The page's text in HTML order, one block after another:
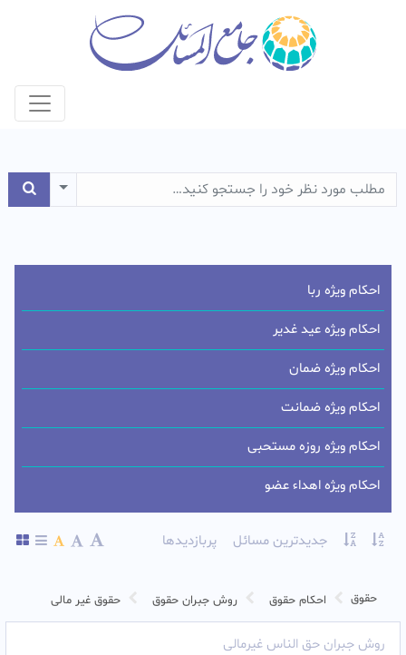
جدیدترین مسائل پربازدیدها
حقوق احکام حقوق روش جبران حقوق حقوق غیر مالی
روش جبران حق الناس غیرمالی
احکام ویژه ربا
احکام ویژه عید غدیر
احکام ویژه ضمان
احکام ویژه ضمانت
احکام ویژه روزه مستحبی
احکام ویژه اهداء عضو